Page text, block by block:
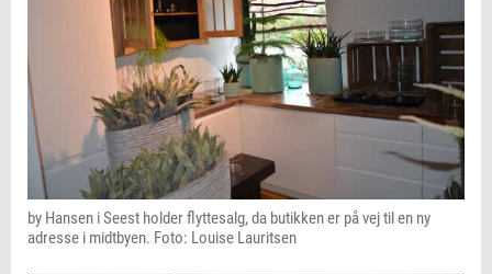
by Hansen i Seest holder flyttesalg, da butikken er på vej til en ny
adresse i midtbyen. Foto: Louise Lauritsen